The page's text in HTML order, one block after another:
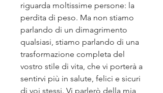
riguarda moltissime persone: la
perdita di peso. Ma non stiamo
parlando di un dimagrimento
qualsiasi, stiamo parlando di una
trasformazione completa del
vostro stile di vita, che vi porterà a
sentirvi più in salute, felici e sicuri
di voi stessi. Vi parlerò della mia